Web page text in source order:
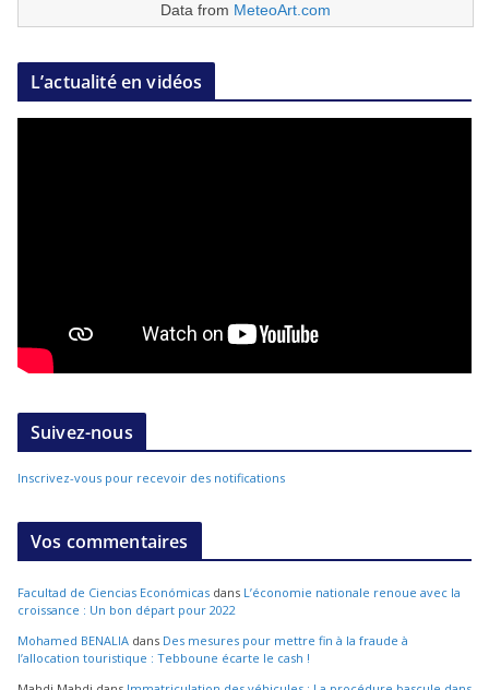
Data from MeteoArt.com
L’actualité en vidéos
Suivez-nous
Inscrivez-vous pour recevoir des notifications
Vos commentaires
Facultad de Ciencias Económicas dans L’économie nationale renoue avec la
croissance : Un bon départ pour 2022
Mohamed BENALIA dans Des mesures pour mettre fin à la fraude à
l’allocation touristique : Tebboune écarte le cash !